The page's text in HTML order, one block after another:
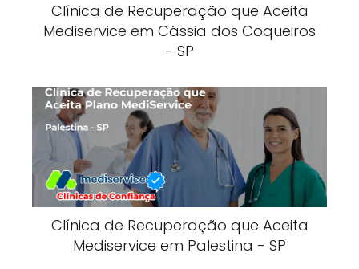
Clínica de Recuperação que Aceita
Mediservice em Cássia dos Coqueiros
- SP
Clínica de Recuperação que Aceita
Mediservice em Palestina - SP